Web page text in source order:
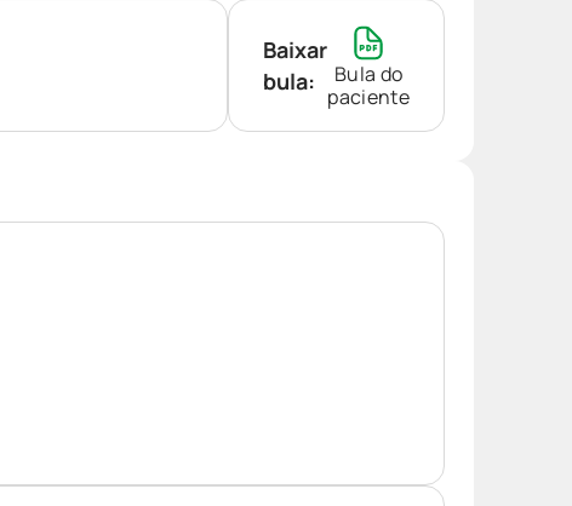
Baixar
bula:
Bula do
paciente